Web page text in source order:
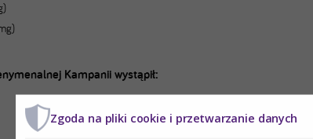
Kampanii wystąpił:
Zgoda na pliki cookie i przetwarzanie danych